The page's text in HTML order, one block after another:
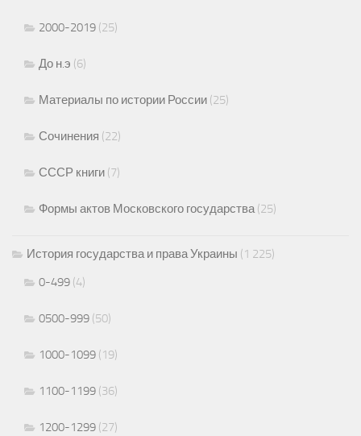
2000-2019 (25)
До н.э (6)
Материалы по истории России (25)
Сочинения (22)
СССР книги (7)
Формы актов Московского государства(25)
История государства и права Украины (1 225)
0-499 (4)
0500-999 (50)
1000-1099 (19)
1100-1199 (36)
1200-1299 (27)